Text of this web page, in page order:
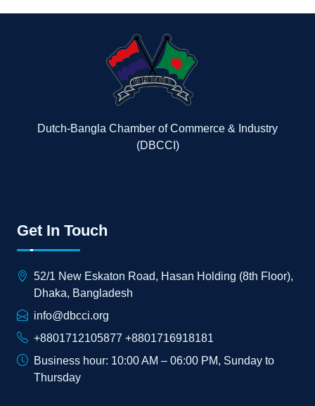
Dutch-Bangla Chamber of Commerce & Industry
(DBCCI)
Get In Touch
52/1 New Eskaton Road, Hasan Holding (8th Floor),
Dhaka, Bangladesh
info@dbcci.org
+8801712105877 +8801716918181
Business hour: 10:00 AM – 06:00 PM, Sunday to
Thursday